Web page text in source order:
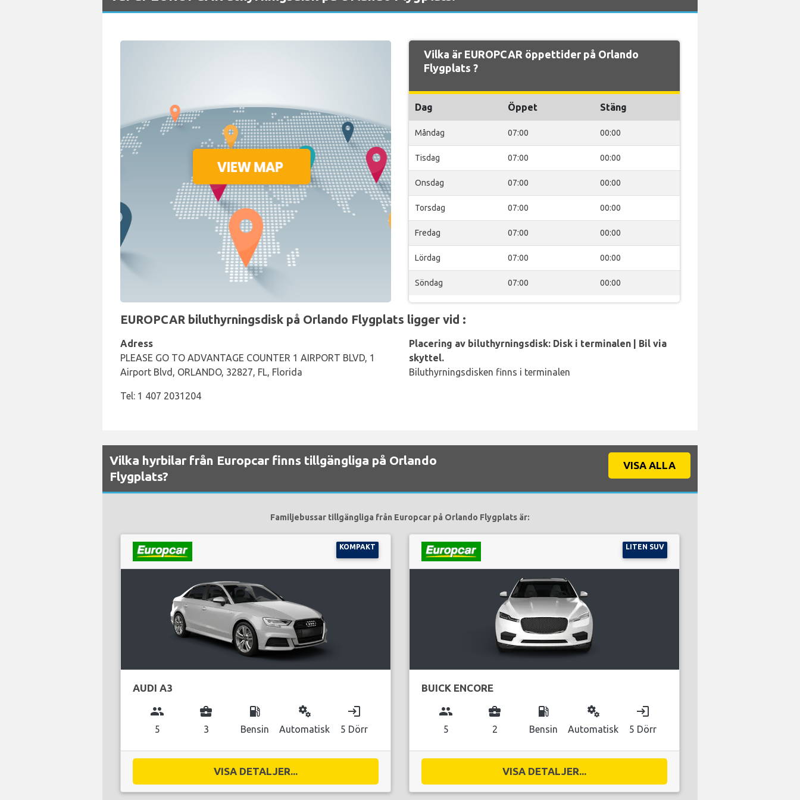
Vilka är EUROPCAR öppettider på Orlando
Flygplats ?
Dag Öppet Stäng
Måndag 07:00 00:00
Tisdag 07:00 00:00
Onsdag 07:00 00:00
Torsdag 07:00 00:00
Fredag 07:00 00:00
Lördag 07:00 00:00
Söndag 07:00 00:00
EUROPCAR biluthyrningsdisk på Orlando Flygplats ligger vid :
Adress
PLEASE GO TO ADVANTAGE COUNTER 1 AIRPORT BLVD, 1
Airport Blvd, ORLANDO, 32827, FL, Florida
Tel: 1 407 2031204
Placering av biluthyrningsdisk: Disk i terminalen | Bil via
skyttel.
Biluthyrningsdisken finns i terminalen
Vilka hyrbilar från Europcar finns tillgängliga på Orlando
Flygplats?
VISA ALLA
Familjebussar tillgängliga från Europcar på Orlando Flygplats är:
KOMPAKT
AUDI A3
group
5
business_center
3
local_gas_station
Bensin
miscellaneous_services
Automatisk
login
5 Dörr
VISA DETALJER...
LITEN SUV
BUICK ENCORE
group
5
business_center
2
local_gas_station
Bensin
miscellaneous_services
Automatisk
login
5 Dörr
VISA DETALJER...